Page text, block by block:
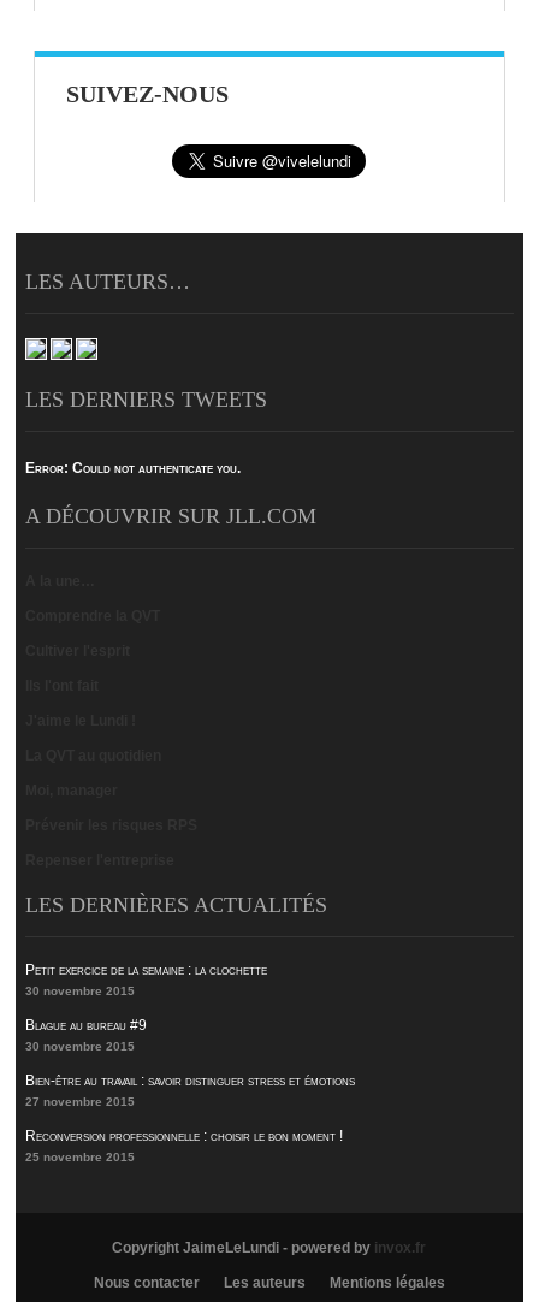
SUIVEZ-NOUS
LES AUTEURS…
LES DERNIERS TWEETS
Error: Could not authenticate you.
A DÉCOUVRIR SUR JLL.COM
LES DERNIÈRES ACTUALITÉS
Petit exercice de la semaine : la clochette
30 novembre 2015
Blague au bureau #9
30 novembre 2015
Bien-être au travail : savoir distinguer stress et émotions
27 novembre 2015
Reconversion professionnelle : choisir le bon moment !
25 novembre 2015
Copyright JaimeLeLundi - powered by invox.fr
Nous contacter Les auteurs Mentions légales